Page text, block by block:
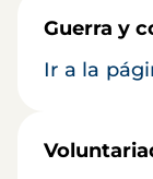
Guerra y
Ir a la